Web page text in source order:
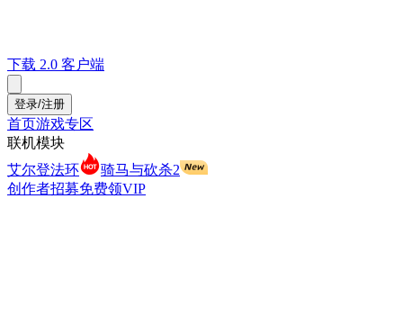
下载 2.0 客户端
登录/注册
首页游戏专区
联机模块
艾尔登法环
骑马与砍杀2
创作者招募免费领VIP